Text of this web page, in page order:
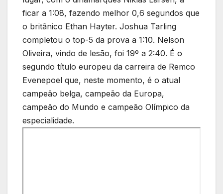
ficar a 1:08, fazendo melhor 0,6 segundos que
o britânico Ethan Hayter. Joshua Tarling
completou o top-5 da prova a 1:10. Nelson
Oliveira, vindo de lesão, foi 19º a 2:40. É o
segundo título europeu da carreira de Remco
Evenepoel que, neste momento, é o atual
campeão belga, campeão da Europa,
campeão do Mundo e campeão Olímpico da
especialidade.